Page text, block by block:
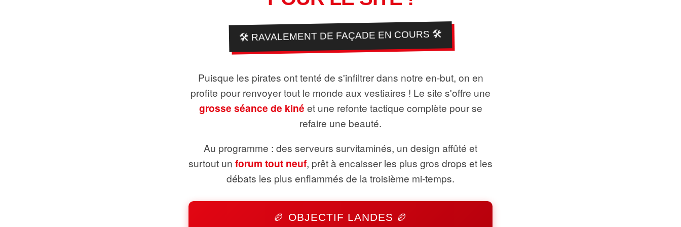
🛠️ RAVALEMENT DE FAÇADE EN COURS 🛠️
Puisque les pirates ont tenté de s'infiltrer dans notre en-but, on en
profite pour renvoyer tout le monde aux vestiaires ! Le site s'offre une
grosse séance de kiné et une refonte tactique complète pour se
refaire une beauté.
Au programme : des serveurs survitaminés, un design affûté et
surtout un forum tout neuf, prêt à encaisser les plus gros drops et les
débats les plus enflammés de la troisième mi-temps.
🏉 OBJECTIF LANDES 🏉